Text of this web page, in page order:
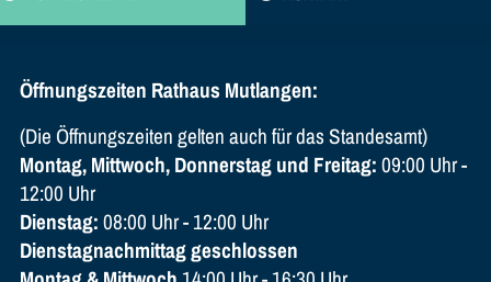
Öffnungszeiten Rathaus Mutlangen:
(Die Öffnungszeiten gelten auch für das Standesamt)
Montag, Mittwoch, Donnerstag und Freitag:09:00 Uhr -
12:00 Uhr
Dienstag:08:00 Uhr - 12:00 Uhr
Dienstagnachmittag geschlossen